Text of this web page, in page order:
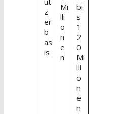
z
er
b
as
is
Mi
lli
o
n
e
n
bi
s
1
2
0
Mi
lli
o
n
e
n